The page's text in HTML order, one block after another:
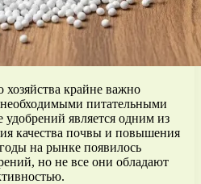
хозяйства крайне важно
необходимыми питательными
является одним из
качества почвы и повышения
на рынке появилось
но не все они обладают